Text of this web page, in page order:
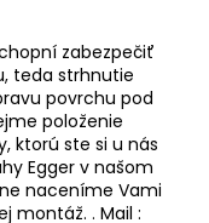
zabezpečiť
teda strhnutie
povrchu pod
položenie
ktorú ste si u nás
Egger v našom
naceníme Vami
montáž. . Mail :